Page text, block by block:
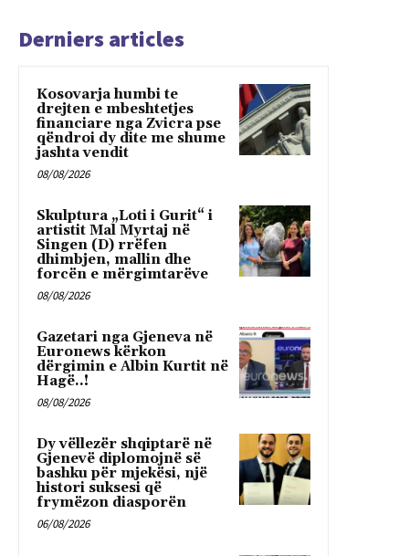
Derniers articles
Kosovarja humbi te
drejten e mbeshtetjes
financiare nga Zvicra pse
qëndroi dy dite me shume
jashta vendit
08/08/2026
Skulptura „Loti i Gurit“ i
artistit Mal Myrtaj në
Singen (D) rrëfen
dhimbjen, mallin dhe
forcën e mërgimtarëve
08/08/2026
Gazetari nga Gjeneva në
Euronews kërkon
dërgimin e Albin Kurtit në
Hagë..!
08/08/2026
Dy vëllezër shqiptarë në
Gjenevë diplomojnë së
bashku për mjekësi, një
histori suksesi që
frymëzon diasporën
06/08/2026